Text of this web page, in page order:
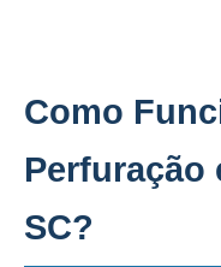
Como
Perfuração
SC?